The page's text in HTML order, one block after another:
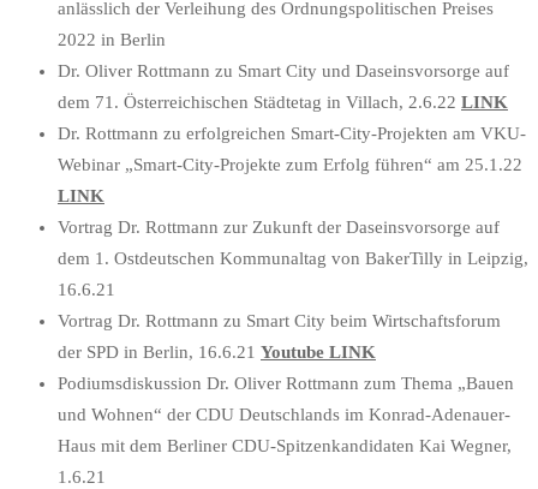
anlässlich der Verleihung des Ordnungspolitischen Preises
2022 in Berlin
Dr. Oliver Rottmann zu Smart City und Daseinsvorsorge auf
dem 71. Österreichischen Städtetag in Villach, 2.6.22 LINK
Dr. Rottmann zu erfolgreichen Smart-City-Projekten am VKU-
Webinar „Smart-City-Projekte zum Erfolg führen“ am 25.1.22
LINK
Vortrag Dr. Rottmann zur Zukunft der Daseinsvorsorge auf
dem 1. Ostdeutschen Kommunaltag von BakerTilly in Leipzig,
16.6.21
Vortrag Dr. Rottmann zu Smart City beim Wirtschaftsforum
der SPD in Berlin, 16.6.21 Youtube LINK
Podiumsdiskussion Dr. Oliver Rottmann zum Thema „Bauen
und Wohnen“ der CDU Deutschlands im Konrad-Adenauer-
Haus mit dem Berliner CDU-Spitzenkandidaten Kai Wegner,
1.6.21